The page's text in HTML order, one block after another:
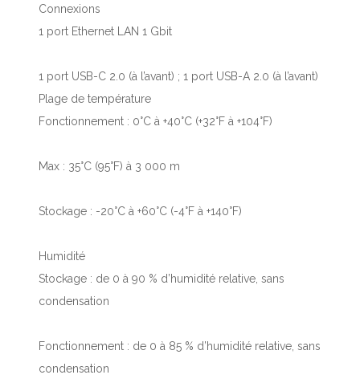
Connexions
1 port Ethernet LAN 1 Gbit
1 port USB-C 2.0 (à l’avant) ; 1 port USB-A 2.0 (à l’avant)
Plage de température
Fonctionnement : 0°C à +40°C (+32°F à +104°F)
Max : 35°C (95°F) à 3 000 m
Stockage : -20°C à +60°C (-4°F à +140°F)
Humidité
Stockage : de 0 à 90 % d’humidité relative, sans
condensation
Fonctionnement : de 0 à 85 % d’humidité relative, sans
condensation